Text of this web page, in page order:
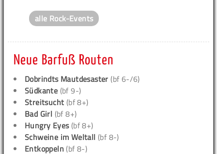
alle Rock-Events
Neue Barfuß Routen
Dobrindts Mautdesaster (bf 6-/6)
Südkante (bf 9-)
Streitsucht (bf 8+)
Bad Girl (bf 8+)
Hungry Eyes(bf 8+)
Schweine im Weltall (bf 8-)
Entkoppeln (bf 8-)